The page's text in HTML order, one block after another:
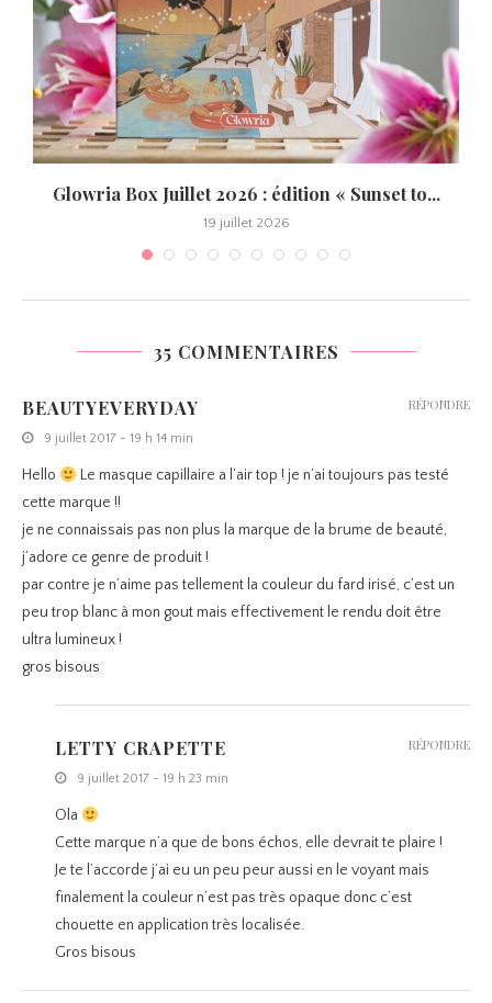
Glowria Box Juillet 2026 : édition « Sunset to...
19 juillet 2026
35 COMMENTAIRES
BEAUTYEVERYDAY
9 juillet 2017 - 19 h 14 min
Hello
Le masque capillaire a l’air top ! je n’ai toujours pas testé
cette marque !!
je ne connaissais pas non plus la marque de la brume de beauté,
j’adore ce genre de produit !
par contre je n’aime pas tellement la couleur du fard irisé, c’est un
peu trop blanc à mon gout mais effectivement le rendu doit être
ultra lumineux !
gros bisous
RÉPONDRE
LETTY CRAPETTE
9 juillet 2017 - 19 h 23 min
Ola
Cette marque n’a que de bons échos, elle devrait te plaire !
Je te l’accorde j’ai eu un peu peur aussi en le voyant mais
finalement la couleur n’est pas très opaque donc c’est
chouette en application très localisée.
Gros bisous
RÉPONDRE